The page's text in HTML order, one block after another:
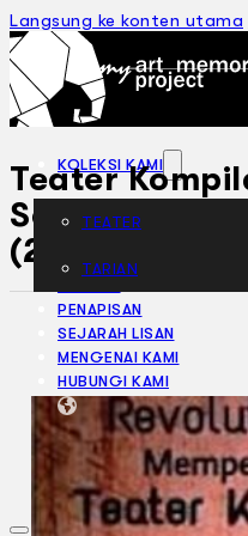
Langsung ke konten utama
KOLEKSI KAMI
TEATER
TARIAN
PENAPISAN
SEJARAH LISAN
MENGENAI KAMI
HUBUNGI KAMI
Teater
Sempit:
(2018)